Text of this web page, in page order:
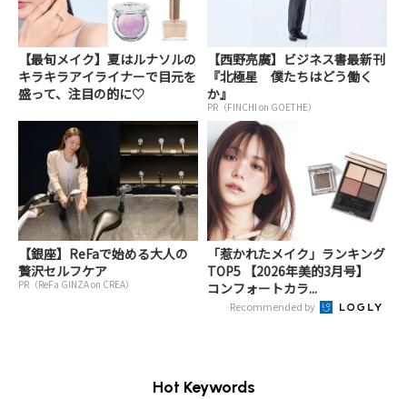
【最旬メイク】夏はルナソルの
キラキラアイライナーで目元を
盛って、注目の的に♡
【西野亮廣】ビジネス書最新刊
『北極星 僕たちはどう働く
か』
PR（FINCHI on GOETHE）
【銀座】ReFaで始める大人の
贅沢セルフケア
PR（ReFa GINZA on CREA）
「惹かれたメイク」ランキング
TOP5 【2026年美的3月号】
コンフォートカラ...
Recommended by
Hot Keywords